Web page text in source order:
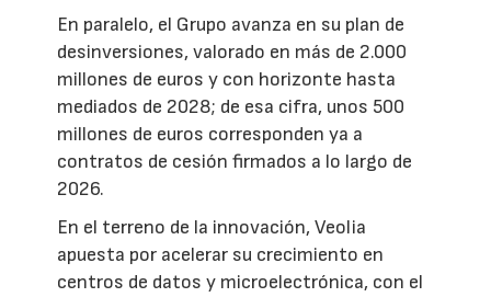
En paralelo, el Grupo avanza en su plan de
desinversiones, valorado en más de 2.000
millones de euros y con horizonte hasta
mediados de 2028; de esa cifra, unos 500
millones de euros corresponden ya a
contratos de cesión firmados a lo largo de
2026.
En el terreno de la innovación, Veolia
apuesta por acelerar su crecimiento en
centros de datos y microelectrónica, con el